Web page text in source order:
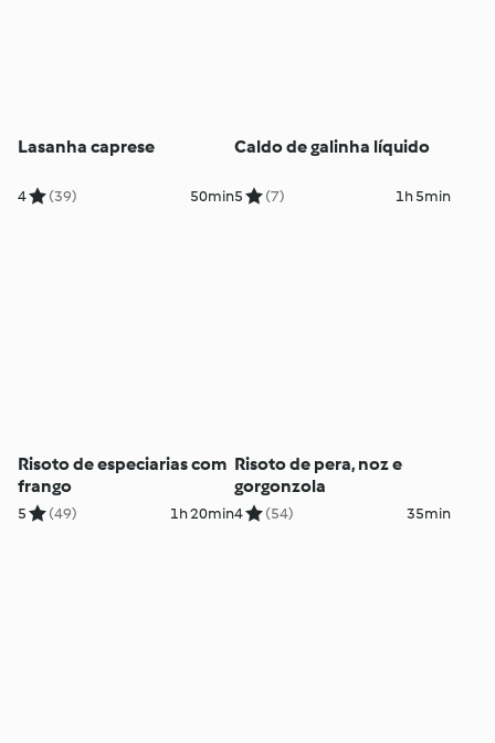
Lasanha caprese
4 (39) 50min
Caldo de galinha líquido
5 (7) 1h 5min
Risoto de especiarias com
frango
5 (49) 1h 20min
Risoto de pera, noz e
gorgonzola
4 (54) 35min